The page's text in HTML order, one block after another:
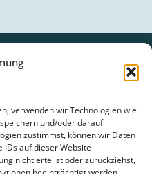
verwenden wir Technologien wie
und/oder darauf
zustimmst, können wir Daten
auf dieser Website
nicht erteilst oder zurückziehst,
GESCHICHTE